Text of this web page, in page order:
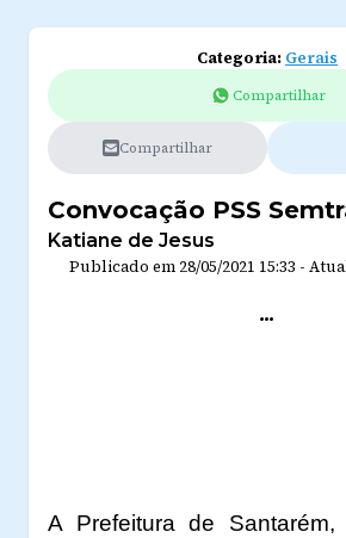
Categoria: Gerais
Compartilhar
Compartilhar
Convocação PSS
Katiane de Jesus
Publicado em 28/05/2021 15:33 -
...
A Prefeitura de